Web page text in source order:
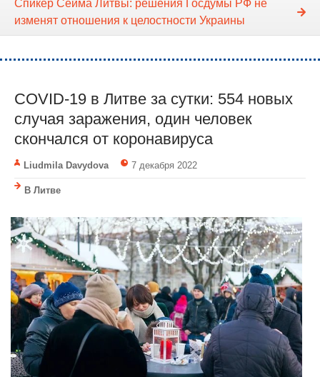
Спикер Сейма Литвы: решения Госдумы РФ не
изменят отношения к целостности Украины
COVID-19 в Литве за сутки: 554 новых
случая заражения, один человек
скончался от коронавируса
Liudmila Davydova 7 декабря 2022
В Литве